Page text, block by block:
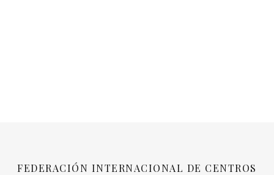
FEDERACIÓN INTERNACIONAL DE CENTROS